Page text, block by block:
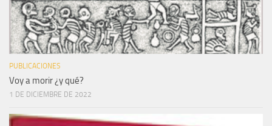
PUBLICACIONES
Voy a morir ¿y qué?
1 DE DICIEMBRE DE 2022